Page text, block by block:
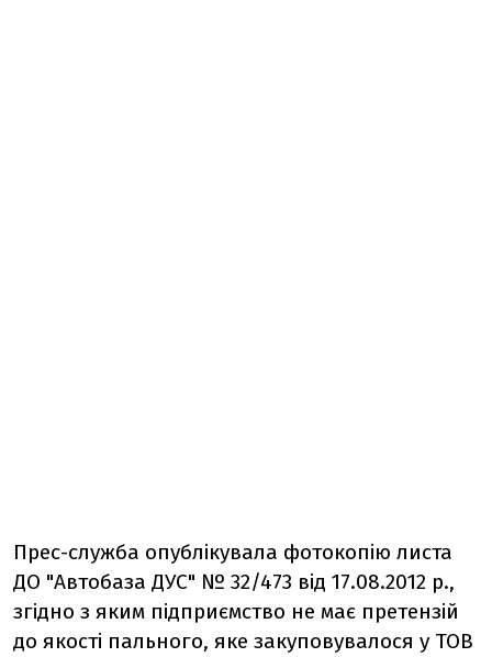
Прес-служба опублікувала фотокопію листа
ДО "Автобаза ДУС" № 32/473 від 17.08.2012 р.,
згідно з яким підприємство не має претензій
до якості пального, яке закуповувалося у ТОВ